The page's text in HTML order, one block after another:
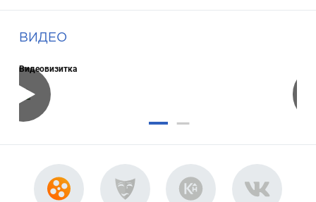
ВИДЕО
Видеовизитка